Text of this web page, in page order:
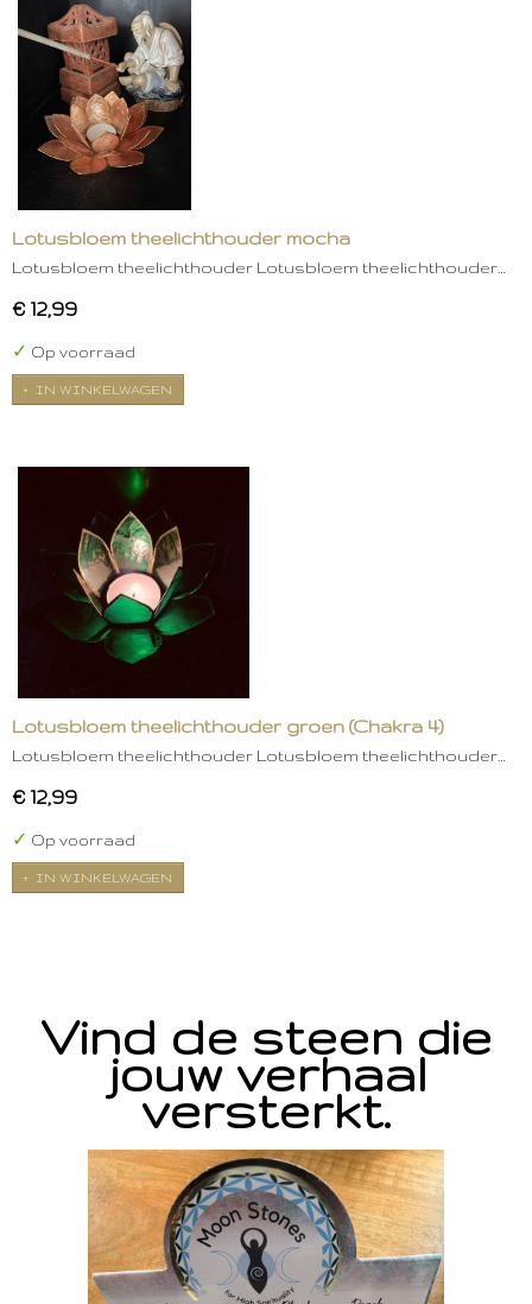
Lotusbloem theelichthouder mocha
Lotusbloem theelichthouder Lotusbloem theelichthouder…
€ 12,99
✓ Op voorraad
IN WINKELWAGEN
Lotusbloem theelichthouder groen (Chakra 4)
Lotusbloem theelichthouder Lotusbloem theelichthouder…
€ 12,99
✓ Op voorraad
IN WINKELWAGEN
Vind de steen die
jouw verhaal
versterkt.